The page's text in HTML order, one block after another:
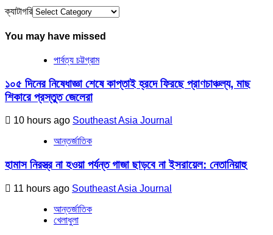
ক্যাটাগরি
You may have missed
পার্বত্য চট্টগ্রাম
১০৫ দিনের নিষেধাজ্ঞা শেষে কাপ্তাই হ্রদে ফিরছে প্রাণচাঞ্চল্য, মাছ
শিকারে প্রস্তুত জেলেরা
10 hours ago Southeast Asia Journal
আন্তর্জাতিক
হামাস নিরস্ত্র না হওয়া পর্যন্ত গাজা ছাড়বে না ইসরায়েল: নেতানিয়াহু
11 hours ago Southeast Asia Journal
আন্তর্জাতিক
খেলাধুলা